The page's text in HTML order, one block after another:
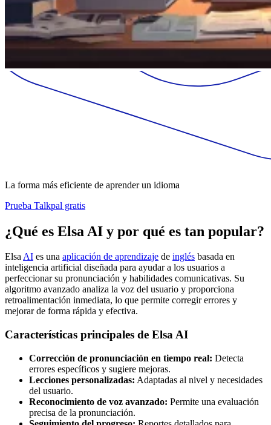
La forma más eficiente de aprender un idioma
Prueba Talkpal gratis
¿Qué es Elsa AI y por qué es tan popular?
ElsaAI es una aplicación de aprendizaje de inglés basada en
inteligencia artificial diseñada para ayudar a los usuarios a
perfeccionar su pronunciación y habilidades comunicativas. Su
algoritmo avanzado analiza la voz del usuario y proporciona
retroalimentación inmediata, lo que permite corregir errores y
mejorar de forma rápida y efectiva.
Características principales de Elsa AI
Corrección de pronunciación en tiempo real: Detecta
errores específicos y sugiere mejoras.
Lecciones personalizadas: Adaptadas al nivel y necesidades
del usuario.
Reconocimiento de voz avanzado: Permite una evaluación
precisa de la pronunciación.